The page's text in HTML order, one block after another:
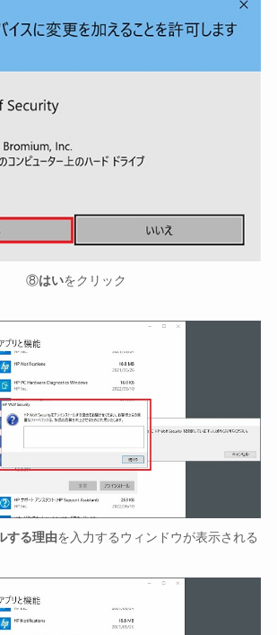
⑧はいをクリック
する理由を入力するウィンドウが表示される